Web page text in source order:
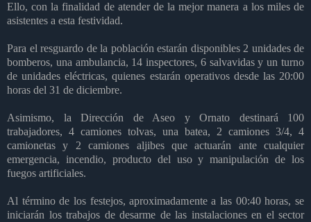
Ello, con la finalidad de atender de la mejor manera a los miles de
asistentes a esta festividad.
Para el resguardo de la población estarán disponibles 2 unidades de
bomberos, una ambulancia, 14 inspectores, 6 salvavidas y un turno
de unidades eléctricas, quienes estarán operativos desde las 20:00
horas del 31 de diciembre.
Asimismo, la Dirección de Aseo y Ornato destinará 100
trabajadores, 4 camiones tolvas, una batea, 2 camiones 3/4, 4
camionetas y 2 camiones aljibes que actuarán ante cualquier
emergencia, incendio, producto del uso y manipulación de los
fuegos artificiales.
Al término de los festejos, aproximadamente a las 00:40 horas, se
iniciarán los trabajos de desarme de las instalaciones en el sector